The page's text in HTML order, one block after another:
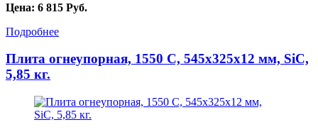
Цена: 6 815 Руб.
Подробнее
Плита огнеупорная, 1550 С, 545х325х12 мм, SiC,
5,85 кг.